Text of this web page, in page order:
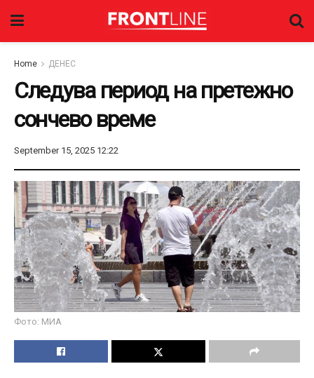
Home ДЕНЕС
Следува период на претежно
сончево време
September 15, 2025 12:22
Фото: МИА